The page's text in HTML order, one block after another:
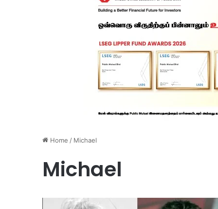
Home / Michael
Michael